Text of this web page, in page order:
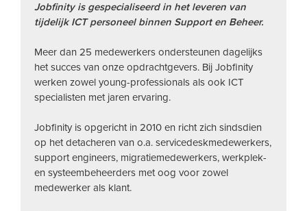
Jobfinity is gespecialiseerd in het leveren van
tijdelijk ICT personeel binnen Support en Beheer.
Meer dan 25 medewerkers ondersteunen dagelijks
het succes van onze opdrachtgevers. Bij Jobfinity
werken zowel young-professionals als ook ICT
specialisten met jaren ervaring.
Jobfinity is opgericht in 2010 en richt zich sindsdien
op het detacheren van o.a. servicedeskmedewerkers,
support engineers, migratiemedewerkers, werkplek-
en systeembeheerders met oog voor zowel
medewerker als klant.